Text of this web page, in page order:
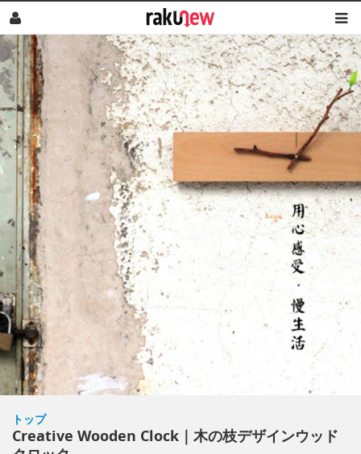
トップ
Creative Wooden Clock｜木の枝デザインウッド